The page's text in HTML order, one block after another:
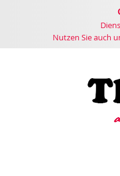
Nutzen Sie auch